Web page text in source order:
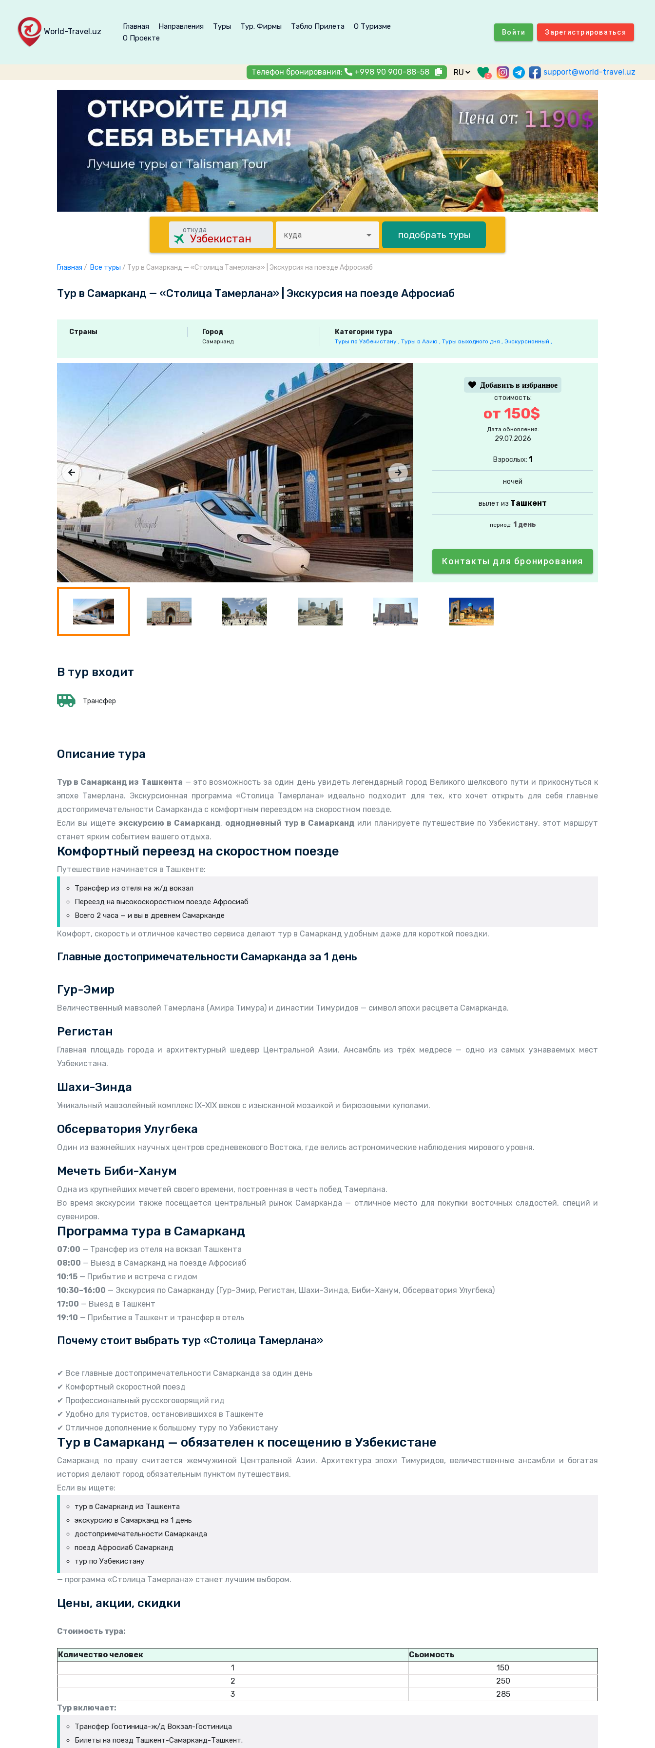
World-Travel.uz
Главная Направления Туры Тур. Фирмы Табло Прилета
О Туризме
О Проекте
Войти Зарегистрироваться
Телефон бронирования: +998 90 900-88-58 0 support@world-travel.uz
откуда
куда подобрать туры
Главная / Все туры / Тур в Самарканд — «Столица Тамерлана» | Экскурсия на поезде Афросиаб
Тур в Самарканд — «Столица Тамерлана» | Экскурсия на поезде Афросиаб
Страны Город
Самарканд
Категории тура
Туры по Узбекистану , Туры в Азию , Туры выходного дня , Экскурсионный ,
Добавить в избранное
стоимость:
от 150$
Дата обновления:
29.07.2026
Взрослых: 1
ночей
вылет из Ташкент
период: 1 день
Контакты для бронирования
В тур входит
Трансфер
Описание тура
Тур в Самарканд из Ташкента — это возможность за один день увидеть легендарный город Великого шелкового пути и прикоснуться к
эпохе Тамерлана. Экскурсионная программа «Столица Тамерлана» идеально подходит для тех, кто хочет открыть для себя главные
достопримечательности Самарканда с комфортным переездом на скоростном поезде.
Если вы ищете экскурсию в Самарканд, однодневный тур в Самарканд или планируете путешествие по Узбекистану, этот маршрут
станет ярким событием вашего отдыха.
Комфортный переезд на скоростном поезде
Путешествие начинается в Ташкенте:
Трансфер из отеля на ж/д вокзал
Переезд на высокоскоростном поезде Афросиаб
Всего 2 часа — и вы в древнем Самарканде
Комфорт, скорость и отличное качество сервиса делают тур в Самарканд удобным даже для короткой поездки.
Главные достопримечательности Самарканда за 1 день
Гур-Эмир
Величественный мавзолей Тамерлана (Амира Тимура) и династии Тимуридов — символ эпохи расцвета Самарканда.
Регистан
Главная площадь города и архитектурный шедевр Центральной Азии. Ансамбль из трёх медресе — одно из самых узнаваемых мест
Узбекистана.
Шахи-Зинда
Уникальный мавзолейный комплекс IX–XIX веков с изысканной мозаикой и бирюзовыми куполами.
Обсерватория Улугбека
Один из важнейших научных центров средневекового Востока, где велись астрономические наблюдения мирового уровня.
Мечеть Биби-Ханум
Одна из крупнейших мечетей своего времени, построенная в честь побед Тамерлана.
Во время экскурсии также посещается центральный рынок Самарканда — отличное место для покупки восточных сладостей, специй и
сувениров.
Программа тура в Самарканд
07:00 — Трансфер из отеля на вокзал Ташкента
08:00 — Выезд в Самарканд на поезде Афросиаб
10:15 — Прибытие и встреча с гидом
10:30–16:00 — Экскурсия по Самарканду (Гур-Эмир, Регистан, Шахи-Зинда, Биби-Ханум, Обсерватория Улугбека)
17:00 — Выезд в Ташкент
19:10 — Прибытие в Ташкент и трансфер в отель
Почему стоит выбрать тур «Столица Тамерлана»
✔ Все главные достопримечательности Самарканда за один день
✔ Комфортный скоростной поезд
✔ Профессиональный русскоговорящий гид
✔ Удобно для туристов, остановившихся в Ташкенте
✔ Отличное дополнение к большому туру по Узбекистану
Тур в Самарканд — обязателен к посещению в Узбекистане
Самарканд по праву считается жемчужиной Центральной Азии. Архитектура эпохи Тимуридов, величественные ансамбли и богатая
история делают город обязательным пунктом путешествия.
Если вы ищете:
тур в Самарканд из Ташкента
экскурсию в Самарканд на 1 день
достопримечательности Самарканда
поезд Афросиаб Самарканд
тур по Узбекистану
— программа «Столица Тамерлана» станет лучшим выбором.
Цены, акции, скидки
Стоимость тура:
Количество человек
Сьоимость
1
150
2
250
3
285
Тур включает:
Трансфер Гостиница-ж/д Вокзал-Гостиница
Билеты на поезд Ташкент-Самарканд-Ташкент.